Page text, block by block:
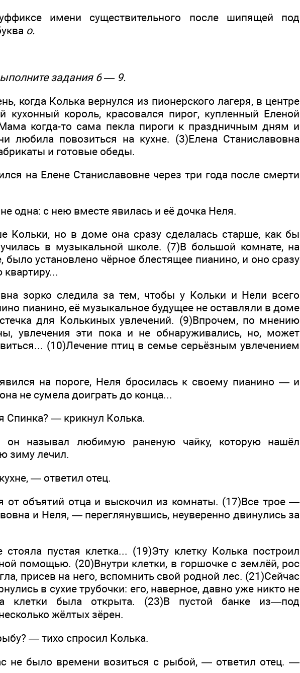
имени существительного после шипящей под
о.
задания 6 — 9.
когда Колька вернулся из пионерского лагеря, в центре
кухонный король, красовался пирог, купленный Еленой
когда-то сама пекла пироги к праздничным дням и
любила повозиться на кухне. (3)Елена Станиславовна
и готовые обеды.
на Елене Станиславовне через три года после смерти
одна: с нею вместе явилась и её дочка Неля.
Кольки, но в доме она сразу сделалась старше, как бы
в музыкальной школе. (7)В большой комнате, на
установлено чёрное блестящее пианино, и оно сразу
зорко следила за тем, чтобы у Кольки и Нели всего
пианино, её музыкальное будущее не оставляли в доме
для Колькиных увлечений. (9)Впрочем, по мнению
увлечения эти пока и не обнаруживались, но, может
(10)Лечение птиц в семье серьёзным увлечением
на пороге, Неля бросилась к своему пианино — и
не сумела доиграть до конца...
Спинка? — крикнул Колька.
он называл любимую раненую чайку, которую нашёл
зиму лечил.
— ответил отец.
от объятий отца и выскочил из комнаты. (17)Все трое —
и Неля, — переглянувшись, неуверенно двинулись за
стояла пустая клетка... (19)Эту клетку Колька построил
помощью. (20)Внутри клетки, в горшочке с землёй, рос
присев на него, вспомнить свой родной лес. (21)Сейчас
в сухие трубочки: его, наверное, давно уже никто не
клетки была открыта. (23)В пустой банке из—под
жёлтых зёрен.
— тихо спросил Колька.
не было времени возиться с рыбой, — ответил отец. —